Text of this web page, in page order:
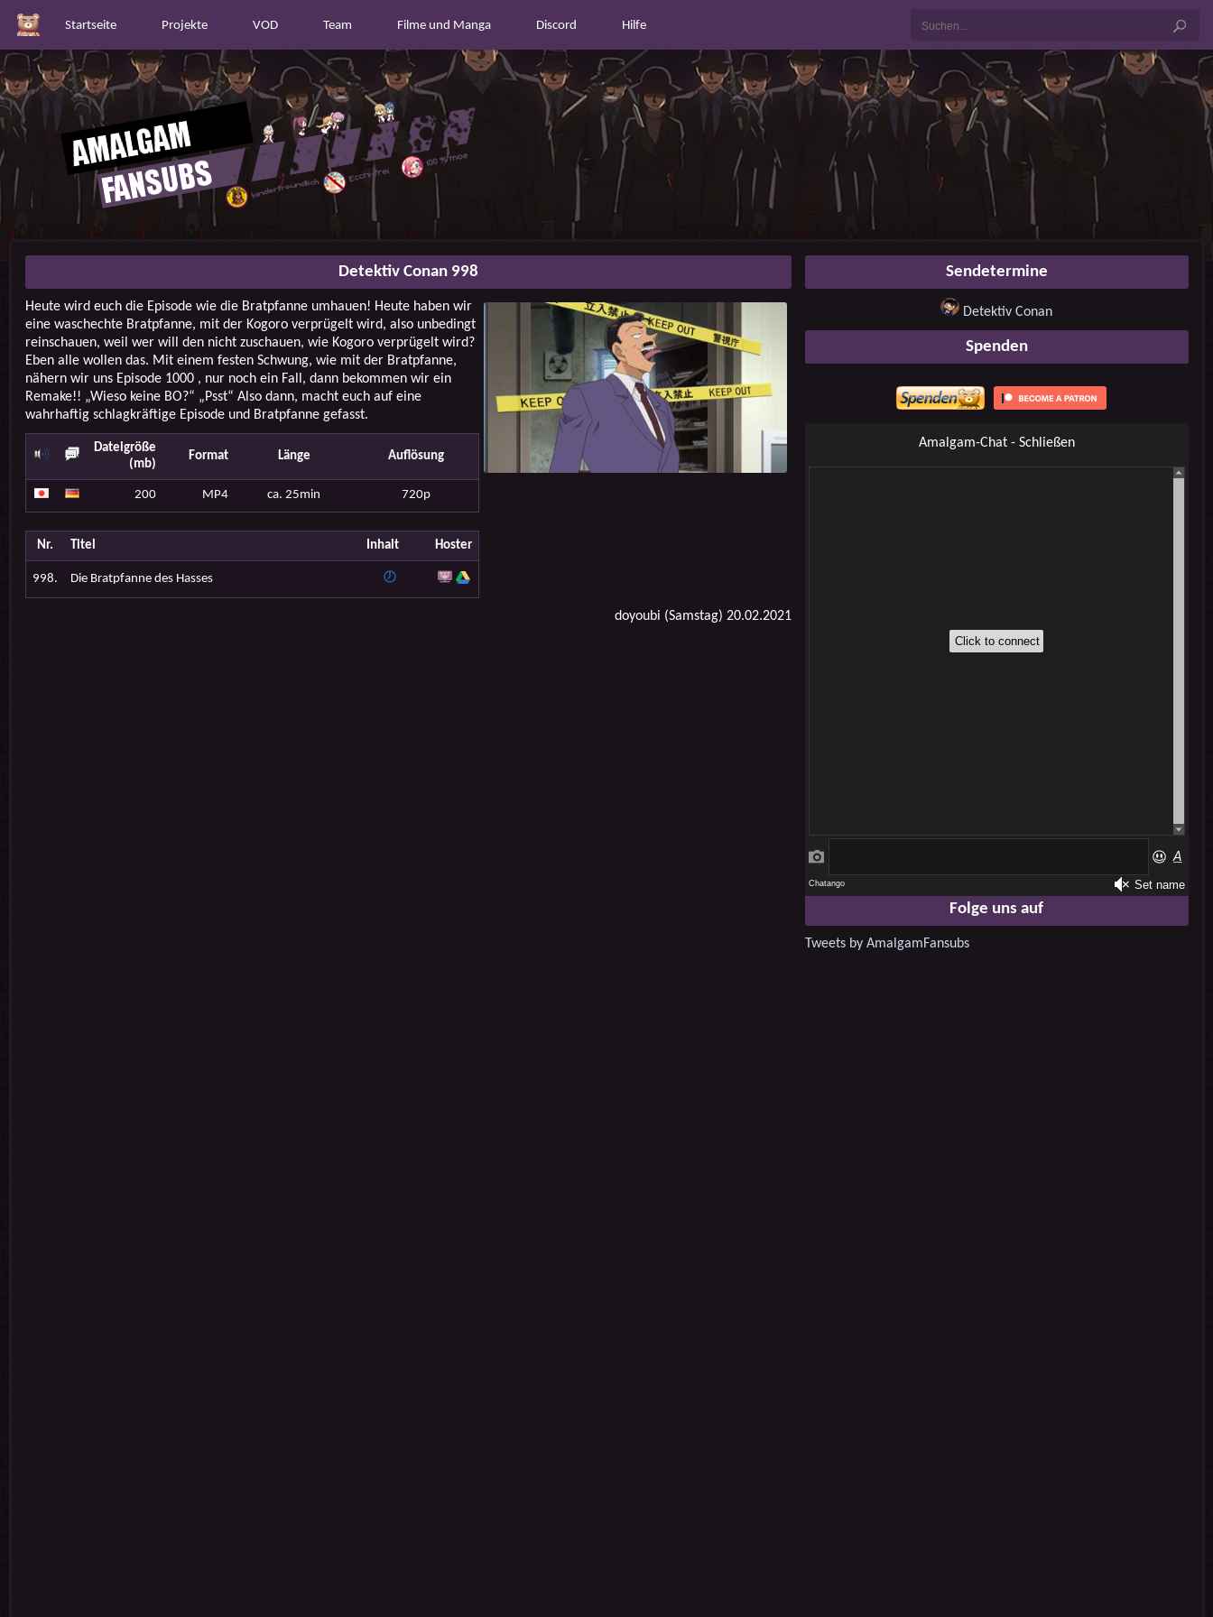
Startseite Projekte VOD Team Filme und Manga Discord Hilfe
Detektiv Conan 998
Heute wird euch die Episode wie die Bratpfanne umhauen! Heute haben wir
eine waschechte Bratpfanne, mit der Kogoro verprügelt wird, also unbedingt
reinschauen, weil wer will den nicht zuschauen, wie Kogoro verprügelt wird?
Eben alle wollen das. Mit einem festen Schwung, wie mit der Bratpfanne,
nähern wir uns Episode 1000 , nur noch ein Fall, dann bekommen wir ein
Remake!! „Wieso keine BO?“ „Psst“ Also dann, macht euch auf eine
wahrhaftig schlagkräftige Episode und Bratpfanne gefasst.
Dateigröße
(mb)
Format Länge Auflösung
200 MP4 ca. 25min 720p
Nr. Titel Inhalt Hoster
998. Die Bratpfanne des Hasses
doyoubi (Samstag) 20.02.2021
Sendetermine
Detektiv Conan
Spenden
Amalgam-Chat - Schließen
Folge uns auf
Tweets by AmalgamFansubs